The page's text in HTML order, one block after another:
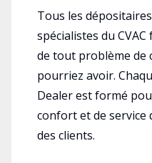
Tous les
spécialistes du
de tout problème de
pourriez avoir.
Dealer est formé
confort et de service
des clients.